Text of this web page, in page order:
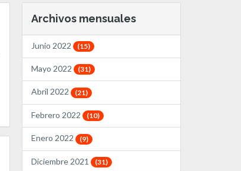
Archivos mensuales
Junio 2022 (15)
Mayo 2022 (31)
Abril 2022 (21)
Febrero 2022 (10)
Enero 2022 (9)
Diciembre 2021 (31)